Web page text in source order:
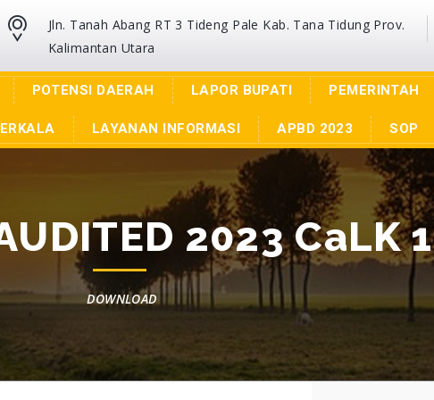
Jln. Tanah Abang RT 3 Tideng Pale Kab. Tana Tidung Prov.
Kalimantan Utara
POTENSI DAERAH LAPOR BUPATI PEMERINTAH
LAYANAN INFORMASI APBD 2023 SOP
2023 CaLK 1
DOWNLOAD